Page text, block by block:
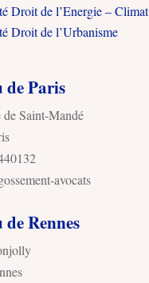
Droit de l’Energie – Climat
Droit de l’Urbanisme
de Paris
de Saint-Mandé
avocats
Rennes